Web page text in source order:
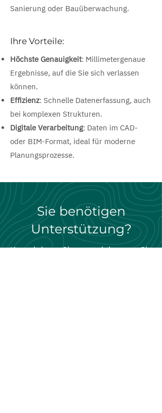
Sanierung oder Bauüberwachung.
Ihre Vorteile:
Höchste Genauigkeit: Millimetergenaue
Ergebnisse, auf die Sie sich verlassen
können.
Effizienz: Schnelle Datenerfassung, auch
bei komplexen Strukturen.
Digitale Verarbeitung: Daten im CAD-
oder BIM-Format, ideal für moderne
Planungsprozesse.
Sie benötigen
Unterstützung?
Kontaktieren Sie uns, wir beraten Sie